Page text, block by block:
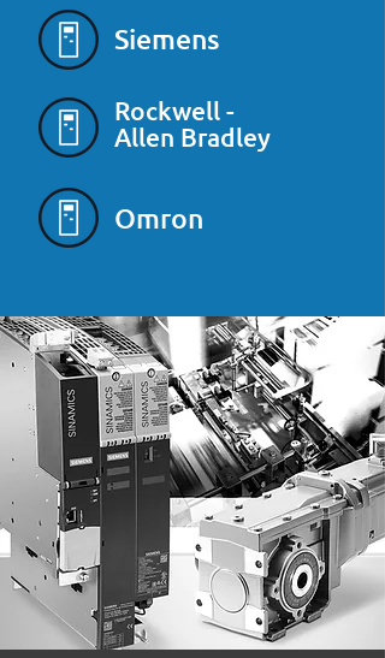
Siemens
Rockwell -
Allen Bradley
Omron